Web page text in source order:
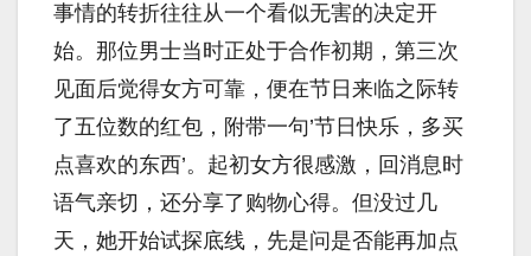
事情的转折往往从一个看似无害的决定开
始。那位男士当时正处于合作初期，第三次
见面后觉得女方可靠，便在节日来临之际转
了五位数的红包，附带一句’节日快乐，多买
点喜欢的东西’。起初女方很感激，回消息时
语气亲切，还分享了购物心得。但没过几
天，她开始试探底线，先是问是否能再加点